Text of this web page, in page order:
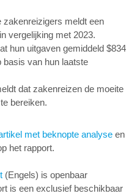
zakenreizigers meldt een
vergelijking met 2023.
hun uitgaven gemiddeld $834
basis van hun laatste
dat zakenreizen de moeite
bereiken.
met beknopte analyse en
het rapport.
(Engels) is openbaar
is een exclusief beschikbaar